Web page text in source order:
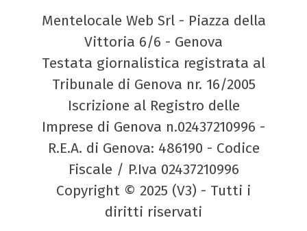
Mentelocale Web Srl - Piazza della
Vittoria 6/6 - Genova
Testata giornalistica registrata al
Tribunale di Genova nr. 16/2005
Iscrizione al Registro delle
Imprese di Genova n.02437210996 -
R.E.A. di Genova: 486190 - Codice
Fiscale / P.Iva 02437210996
Copyright © 2025 (V3) - Tutti i
diritti riservati